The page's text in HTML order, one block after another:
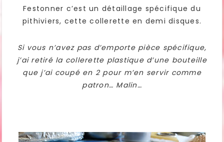
Festonner c’est un détaillage spécifique du
pithiviers, cette collerette en demi disques.
Si vous n’avez pas d’emporte pièce spécifique,
j’ai retiré la collerette plastique d’une bouteille
que j’ai coupé en 2 pour m’en servir comme
patron… Malin…